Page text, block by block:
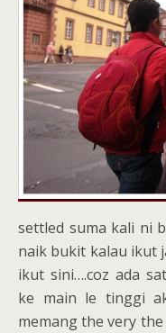
settled suma kali ni
naik bukit kalau ikut
ikut sini….coz ada
ke main le tinggi
memang the very